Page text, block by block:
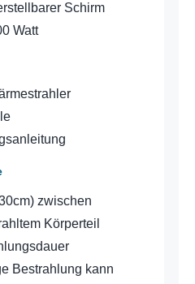
Schirm
Watt
zwischen
Körperteil
Bestrahlung kann